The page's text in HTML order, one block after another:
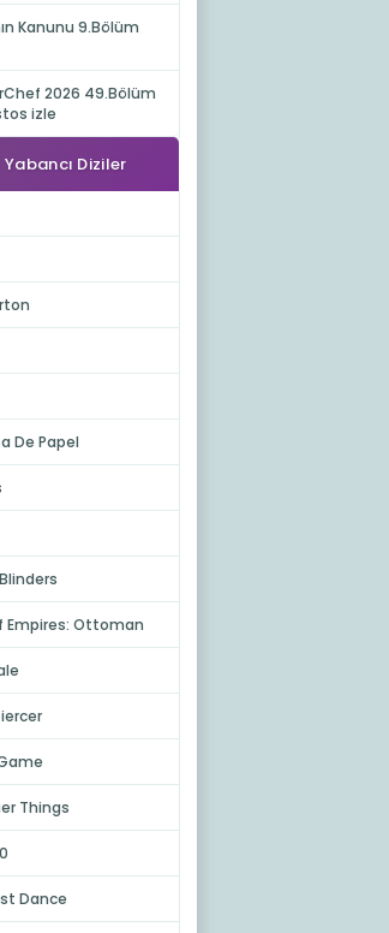
Kanunu 9.Bölüm
2026 49.Bölüm
izle
Yabancı Diziler
De Papel
Empires: Ottoman
Things
Dance